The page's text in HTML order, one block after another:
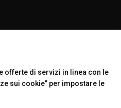
offerte di servizi in linea con le
sui cookie” per impostare le